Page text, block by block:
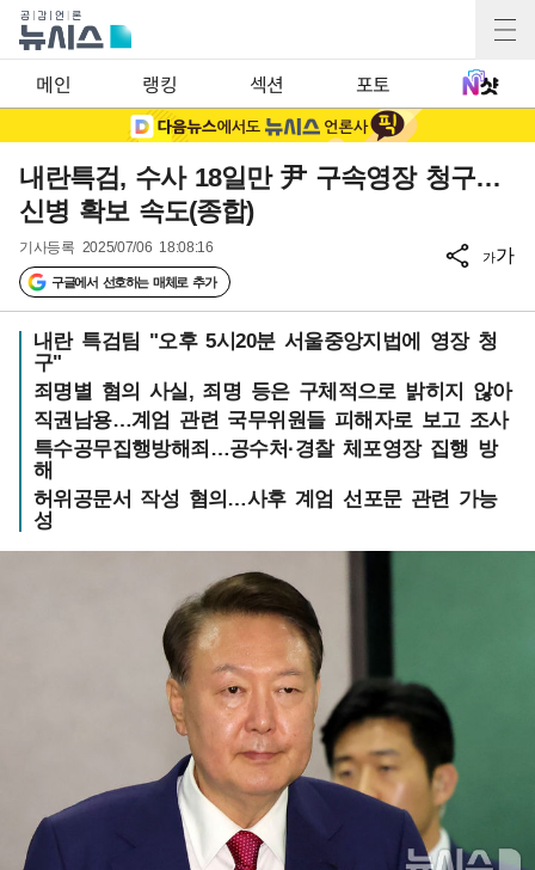
메인 랭킹 섹션 포토
내란특검, 수사 18일만 尹 구속영장 청구…
신병 확보 속도(종합)
기사등록 2025/07/06 18:08:16
구글에서 선호하는 매체로 추가
가가
내란 특검팀 "오후 5시20분 서울중앙지법에 영장 청
구"
죄명별 혐의 사실, 죄명 등은 구체적으로 밝히지 않아
직권남용…계엄 관련 국무위원들 피해자로 보고 조사
특수공무집행방해죄…공수처·경찰 체포영장 집행 방
해
허위공문서 작성 혐의…사후 계엄 선포문 관련 가능
성